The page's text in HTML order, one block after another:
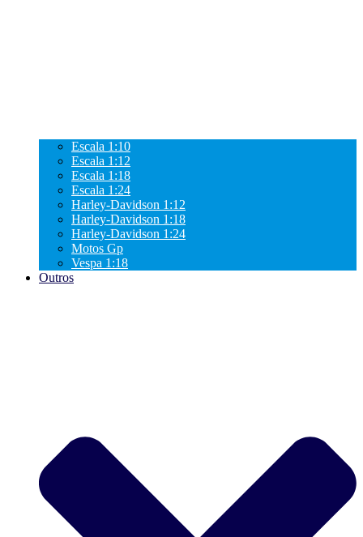
Escala 1:10
Escala 1:12
Escala 1:18
Escala 1:24
Harley-Davidson 1:12
Harley-Davidson 1:18
Harley-Davidson 1:24
Motos Gp
Vespa 1:18
Outros